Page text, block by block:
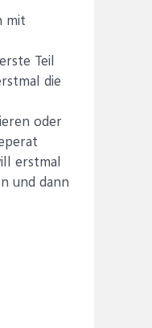
mit
Teil
die
oder
erstmal
und dann